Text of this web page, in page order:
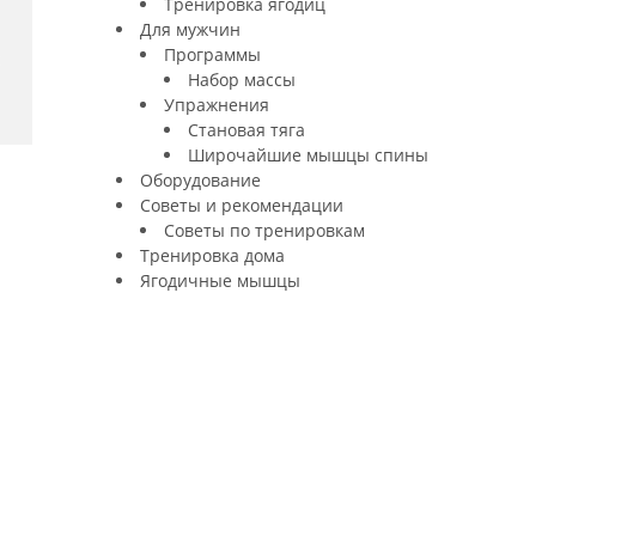
Для мужчин
Программы
Набор массы
Упражнения
Становая тяга
Широчайшие мышцы спины
Оборудование
Советы и рекомендации
Советы по тренировкам
Тренировка дома
Ягодичные мышцы